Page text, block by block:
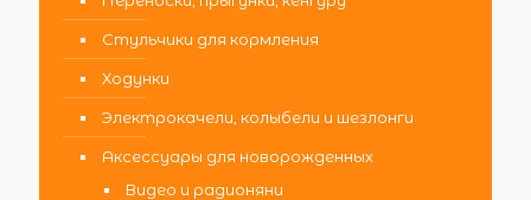
Стульчики для кормления
Ходунки
Электрокачели, колыбели и шезлонги
Аксессуары для новорожденных
Видео и радионяни